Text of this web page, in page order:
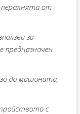
пералнята от
за
предназначен
до машината,
с